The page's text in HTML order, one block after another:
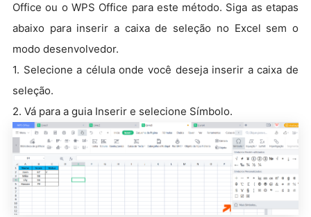
Office ou o WPS Office para este método. Siga as etapas
abaixo para inserir a caixa de seleção no Excel sem o
modo desenvolvedor.
1. Selecione a célula onde você deseja inserir a caixa de
seleção.
2. Vá para a guia Inserir e selecione Símbolo.